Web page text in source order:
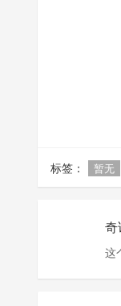
标签： 暂无
奇
这